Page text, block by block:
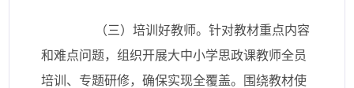
（三）培训好教师。针对教材重点内容
和难点问题，组织开展大中小学思政课教师全员
培训、专题研修，确保实现全覆盖。围绕教材使